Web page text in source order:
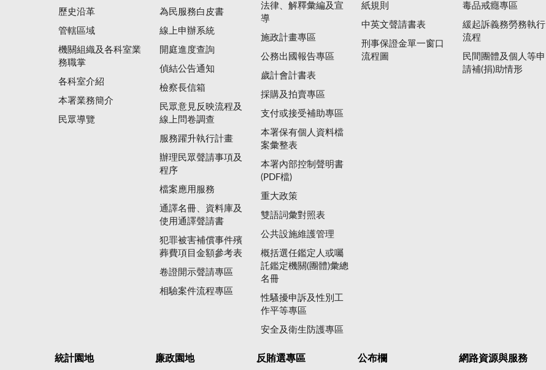
歷史沿革
管轄區域
機關組織及各科室業
務職掌
各科室介紹
本署業務簡介
民眾導覽
為民服務白皮書
線上申辦系統
開庭進度查詢
偵結公告通知
檢察長信箱
民眾意見反映流程及
線上問卷調查
服務躍升執行計畫
辦理民眾聲請事項及
程序
檔案應用服務
通譯名冊、資料庫及
使用通譯聲請書
犯罪被害補償事件殯
葬費項目金額參考表
卷證開示聲請專區
相驗案件流程專區
法律、解釋彙編及宣
導
施政計畫專區
公務出國報告專區
歲計會計書表
採購及拍賣專區
支付或接受補助專區
本署保有個人資料檔
案彙整表
本署內部控制聲明書
(PDF檔)
重大政策
雙語詞彙對照表
公共設施維護管理
概括選任鑑定人或囑
託鑑定機關(團體)彙總
名冊
性騷擾申訴及性別工
作平等專區
安全及衛生防護專區
紙規則
中英文聲請書表
刑事保證金單一窗口
流程圖
毒品戒癮專區
緩起訴義務勞務執行
流程
民間團體及個人等申
請補(捐)助情形
統計園地 廉政園地 反賄選專區 公布欄 網路資源與服務